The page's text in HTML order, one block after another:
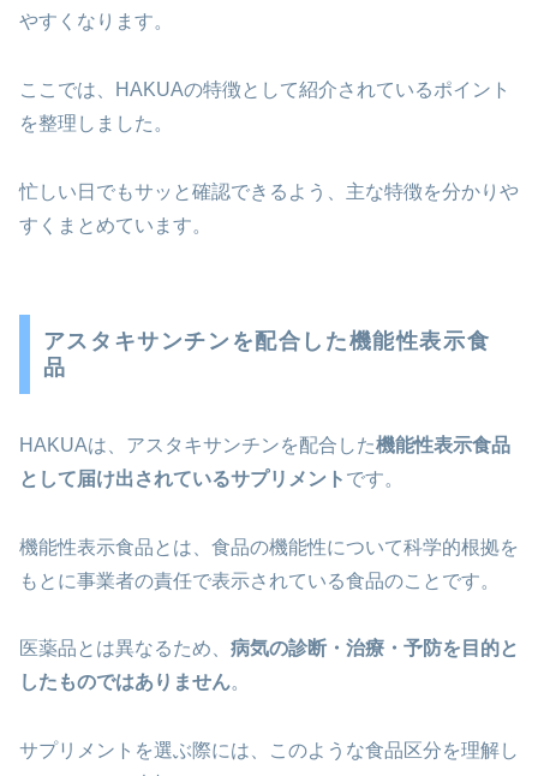
やすくなります。
ここでは、HAKUAの特徴として紹介されているポイント
を整理しました。
忙しい日でもサッと確認できるよう、主な特徴を分かりや
すくまとめています。
アスタキサンチンを配合した機能性表示食
品
HAKUAは、アスタキサンチンを配合した機能性表示食品
として届け出されているサプリメント です。
機能性表示食品とは、食品の機能性について科学的根拠を
もとに事業者の責任で表示されている食品のことです。
医薬品とは異なるため、 病気の診断・治療・予防を目的と
したものではありません。
サプリメントを選ぶ際には、このような食品区分を理解し